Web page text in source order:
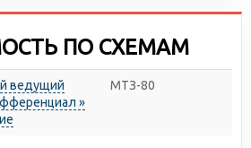
ПО СХЕМАМ
ведущий
»
МТЗ-80